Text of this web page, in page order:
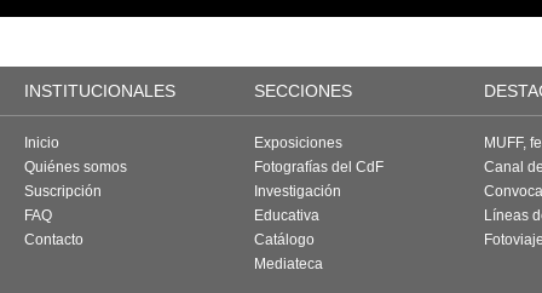
INSTITUCIONALES SECCIONES
Inicio
Quiénes somos
Suscripción
FAQ
Contacto
Exposiciones
Fotografías del CdF
Investigación
Educativa
Catálogo
Mediateca
MUFF,
Canal
Líneas